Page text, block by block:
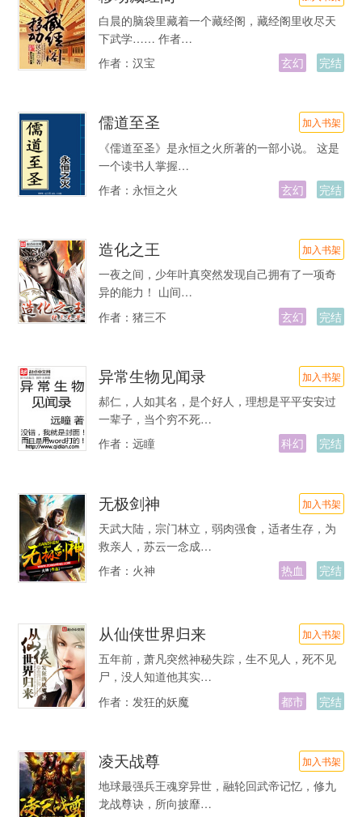
白晨的脑袋里藏着一个藏经阁，藏经阁里收尽天
下武学…… 作者…
作者： 汉宝 玄幻 完结
儒道至圣 加入书架
《儒道至圣》是永恒之火所著的一部小说。 这是
一个读书人掌握…
作者： 永恒之火 玄幻 完结
造化之王 加入书架
一夜之间，少年叶真突然发现自己拥有了一项奇
异的能力！ 山间…
作者： 猪三不 玄幻 完结
异常生物见闻录 加入书架
郝仁，人如其名，是个好人，理想是平平安安过
一辈子，当个穷不死…
作者： 远瞳 科幻 完结
无极剑神 加入书架
天武大陆，宗门林立，弱肉强食，适者生存，为
救亲人，苏云一念成…
作者： 火神 热血 完结
从仙侠世界归来 加入书架
五年前，萧凡突然神秘失踪，生不见人，死不见
尸，没人知道他其实…
作者： 发狂的妖魔 都市 完结
凌天战尊 加入书架
地球最强兵王魂穿异世，融轮回武帝记忆，修九
龙战尊诀，所向披靡…